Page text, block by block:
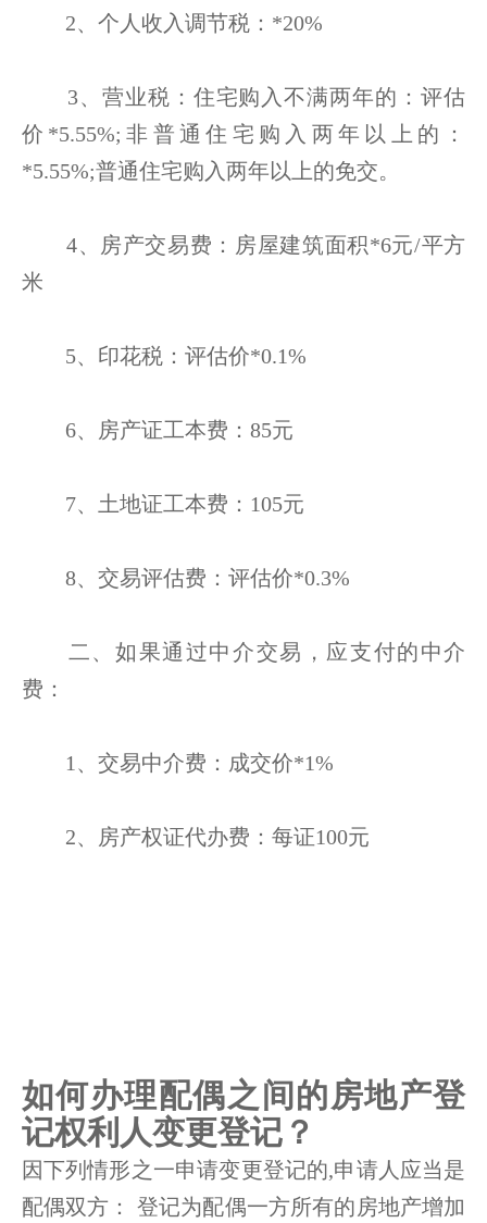
2、个人收入调节税：*20%
3、营业税：住宅购入不满两年的：评估
价*5.55%;非普通住宅购入两年以上的：
*5.55%;普通住宅购入两年以上的免交。
4、房产交易费：房屋建筑面积*6元/平方
米
5、印花税：评估价*0.1%
6、房产证工本费：85元
7、土地证工本费：105元
8、交易评估费：评估价*0.3%
二、如果通过中介交易，应支付的中介
费：
1、交易中介费：成交价*1%
2、房产权证代办费：每证100元
如何办理配偶之间的房地产登
记权利人变更登记？
因下列情形之一申请变更登记的,申请人应当是
配偶双方： 登记为配偶一方所有的房地产增加